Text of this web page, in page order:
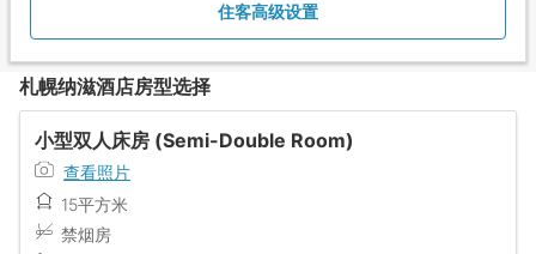
住客高级设置
札幌纳滋酒店房型选择
小型双人床房 (Semi-Double Room)
查看照片
15平方米
禁烟房